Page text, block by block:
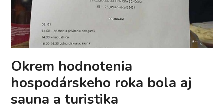
Okrem hodnotenia
hospodárskeho roka bola aj
sauna a turistika